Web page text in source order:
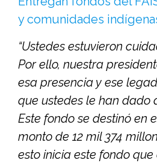
y comunidades
“Ustedes estuvieron
Por ello, nuestra
esa presencia y ese
que ustedes le han dado
Este fondo se destinó en
monto de 12 mil 374
esto inicia este fondo